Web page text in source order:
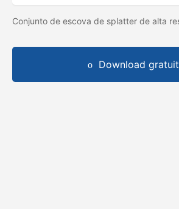
Conjunto de escova de splatter de alta
Download